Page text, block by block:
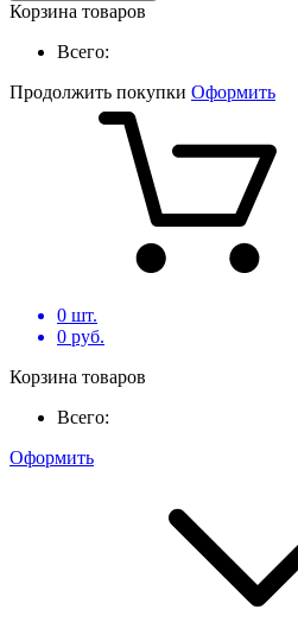
Корзина товаров
Всего:
Продолжить покупки Оформить
0 шт.
0 руб.
Корзина товаров
Всего:
Оформить